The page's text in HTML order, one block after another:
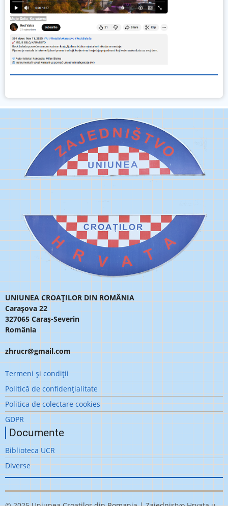
UNIUNEA CROAȚILOR DIN ROMÂNIA
Carașova 22
327065 Caraș-Severin
România
zhrucr@gmail.com
Meniu
subsol
Termeni şi condiţii
Politică de confidenţialitate
Politica de colectare cookies
GDPR
Documente
Biblioteca UCR
Diverse